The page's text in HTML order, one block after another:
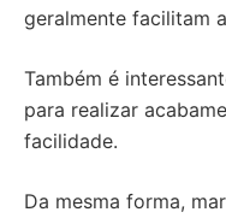
geralmente facilitam
Também é
para realizar
facilidade.
Da mesma forma,